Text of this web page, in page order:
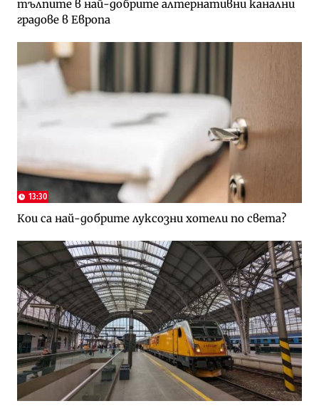
тълпите в най-добрите алтернативни канални
градове в Европа
13:30
Кои са най-добрите луксозни хотели по света?